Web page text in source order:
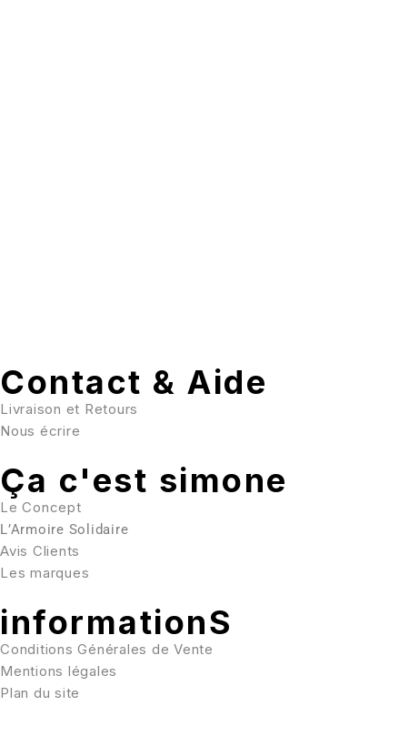
Contact & Aide
Livraison et Retours
Nous écrire
Ça c'est simone
Le Concept
L’Armoire Solidaire
Avis Clients
Les marques
informationS
Conditions Générales de Vente
Mentions légales
Plan du site